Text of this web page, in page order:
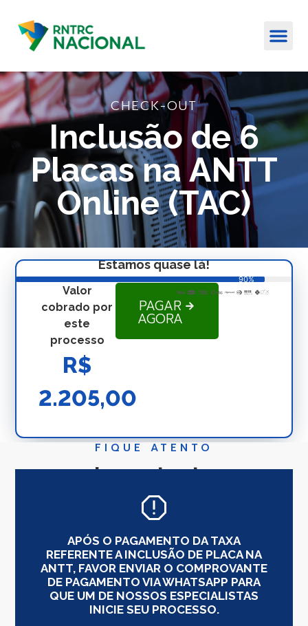
CHECK-OUT
Inclusão de 6
Placas na ANTT
Online (TAC)
Estamos quase lá!
90%
Valor
cobrado por
este
processo
R$
2.205,00
PAGAR
AGORA
FIQUE ATENTO
Importante
APÓS O PAGAMENTO DA TAXA
REFERENTE A INCLUSÃO DE PLACA NA
ANTT, FAVOR ENVIAR O COMPROVANTE
DE PAGAMENTO VIA WHATSAPP PARA
QUE UM DE NOSSOS ESPECIALISTAS
INICIE SEU PROCESSO.